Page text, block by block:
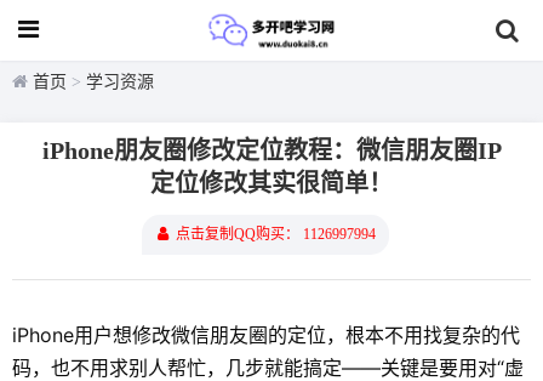
首页 > 学习资源
iPhone朋友圈修改定位教程：微信朋友圈IP
定位修改其实很简单！
点击复制QQ购买： 1126997994
iPhone用户想修改微信朋友圈的定位，根本不用找复杂的代
码，也不用求别人帮忙，几步就能搞定——关键是要用对“虚